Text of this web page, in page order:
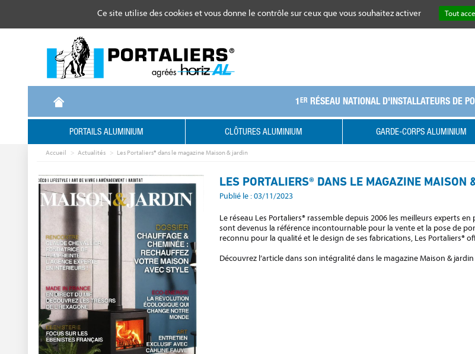
1ER RÉSEAU NATIONAL D'INSTALLATEURS DE
PORTAILS ALUMINIUM CLÔTURES ALUMINIUM GARDE-CORPS ALUMINIUM
Accueil Actualités Les Portaliers® dans le magazine Maison & jardin
LES PORTALIERS® DANS LE MAGAZINE MAISON
Publié le : 03/11/2023
Le réseau Les Portaliers® rassemble depuis 2006 les meilleurs experts
sont devenus la référence incontournable pour la vente et la pose de
reconnu pour la qualité et le design de ses fabrications, Les Portaliers®
Découvrez l’article dans son intégralité dans le magazine Maison & jardin
Ce site utilise des cookies et vous donne le contrôle sur ceux que vous souhaitez activer
Tout